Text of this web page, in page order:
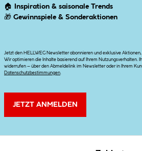
🏠
Inspiration & saisonale Trends
🎁 Gewinnspiele & Sonderaktionen
Jetzt den HELLWEG Newsletter abonnieren und exklusive
Wir optimieren die Inhalte basierend auf Ihrem Nutzungsverhalten.
widerrufen – über den Abmeldelink im Newsletter oder in Ihrem
Datenschutzbestimmungen
JETZT ANMELDEN